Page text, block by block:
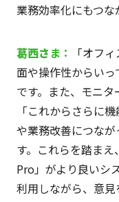
業務効率化にもつな
葛西さ ま：
「オフ
面や操作性からい
です。また、モニタ
「これからさらに
や業務改善につな
す。これらを踏ま
Pro」がより良いシ
利用しながら、意見